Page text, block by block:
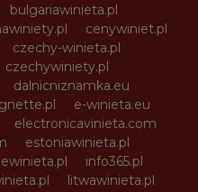
bulgariawinieta.pl
cenywiniet.pl
czechy-winieta.pl
czechywiniety.pl
dalnicniznamka.eu
e-winieta.eu
electronicavinieta.com
estoniawinieta.pl
ewinieta.pl
info365.pl
litwawinieta.pl